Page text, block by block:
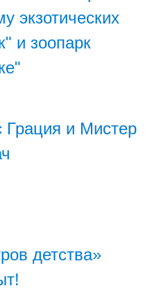
экзотических
и зоопарк
Грация и Мистер
детства»